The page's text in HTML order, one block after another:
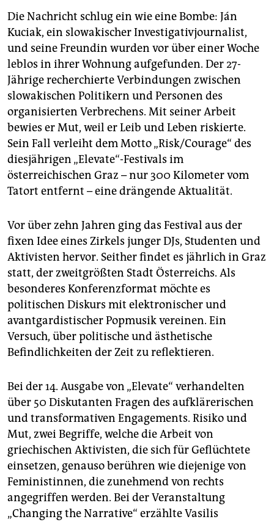
unterstützen
abo
genossenschaft
epaper login
Die Nachricht schlug ein wie eine Bombe: Ján
Kuciak, ein slowakischer Investigativjournalist,
und seine Freundin wurden vor über einer Woche
leblos in ihrer Wohnung aufgefunden. Der 27-
Jährige recherchierte Verbindungen zwischen
slowakischen Politikern und Personen des
organisierten Verbrechens. Mit seiner Arbeit
bewies er Mut, weil er Leib und Leben riskierte.
Sein Fall verleiht dem Motto „Risk/Courage“ des
diesjährigen „Elevate“-Festivals im
österreichischen Graz – nur 300 Kilometer vom
Tatort entfernt – eine drängende Aktualität.
Vor über zehn Jahren ging das Festival aus der
fixen Idee eines Zirkels junger DJs, Studenten und
Aktivisten hervor. Seither findet es jährlich in Graz
statt, der zweitgrößten Stadt Österreichs. Als
besonderes Konferenzformat möchte es
politischen Diskurs mit elektronischer und
avantgardistischer Popmusik vereinen. Ein
Versuch, über politische und ästhetische
Befindlichkeiten der Zeit zu reflektieren.
Bei der 14. Ausgabe von „Elevate“ verhandelten
über 50 Diskutanten Fragen des aufklärerischen
und transformativen Engagements. Risiko und
Mut, zwei Begriffe, welche die Arbeit von
griechischen Aktivisten, die sich für Geflüchtete
einsetzen, genauso berühren wie diejenige von
Feministinnen, die zunehmend von rechts
angegriffen werden. Bei der Veranstaltung
„Changing the Narrative“ erzählte Vasilis